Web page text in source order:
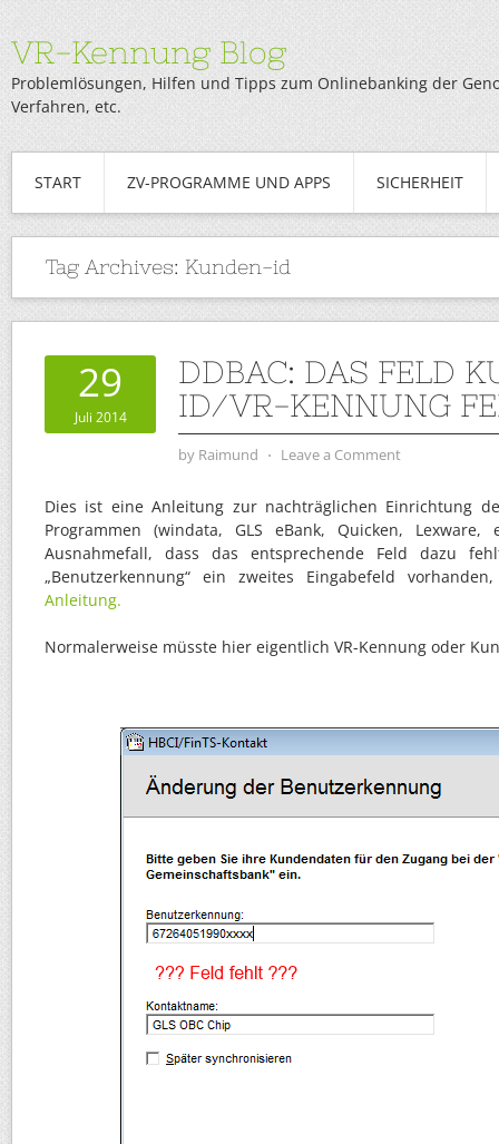
VR-Kennung Blog
Problemlösungen, Hilfen und Tipps zum Onlinebanking der
Verfahren, etc.
START ZV-PROGRAMME UND APPS SICHERHEIT
Tag Archives: Kunden-id
29
Juli 2014
DDBAC: DAS FELD
ID/VR-KENNUNG
by Raimund ⋅ Leave a Comment
Dies ist eine Anleitung zur nachträglichen Einrichtung
Programmen (windata, GLS eBank, Quicken,
Ausnahmefall, dass das entsprechende Feld dazu
„Benutzerkennung“ ein zweites Eingabefeld
Anleitung.
Normalerweise müsste hier eigentlich VR-Kennung oder